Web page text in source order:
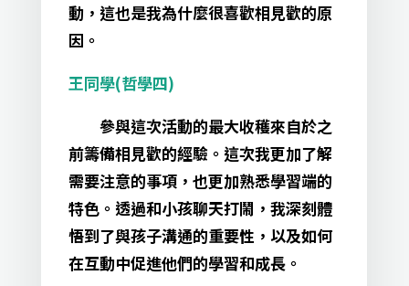
動，這也是我為什麼很喜歡相見歡的原
因。
王同學(哲學四)
參與這次活動的最大收穫來自於之
前籌備相見歡的經驗。這次我更加了解
需要注意的事項，也更加熟悉學習端的
特色。透過和小孩聊天打鬧，我深刻體
悟到了與孩子溝通的重要性，以及如何
在互動中促進他們的學習和成長。